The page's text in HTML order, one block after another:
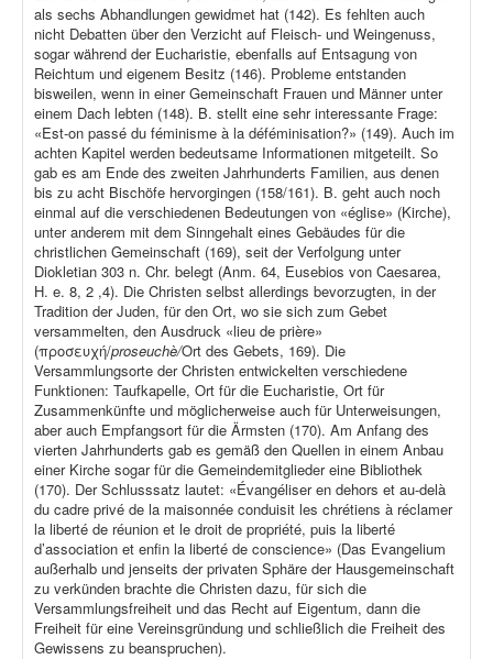
als sechs Abhandlungen gewidmet hat (142). Es fehlten auch
nicht Debatten über den Verzicht auf Fleisch- und Weingenuss,
sogar während der Eucharistie, ebenfalls auf Entsagung von
Reichtum und eigenem Besitz (146). Probleme entstanden
bisweilen, wenn in einer Gemeinschaft Frauen und Männer unter
einem Dach lebten (148). B. stellt eine sehr interessante Frage:
«Est-on passé du féminisme à la déféminisation?» (149). Auch im
achten Kapitel werden bedeutsame Informationen mitgeteilt. So
gab es am Ende des zweiten Jahrhunderts Familien, aus denen
bis zu acht Bischöfe hervorgingen (158/161). B. geht auch noch
einmal auf die verschiedenen Bedeutungen von «église» (Kirche),
unter anderem mit dem Sinngehalt eines Gebäudes für die
christlichen Gemeinschaft (169), seit der Verfolgung unter
Diokletian 303 n. Chr. belegt (Anm. 64, Eusebios von Caesarea,
H. e. 8, 2 ,4). Die Christen selbst allerdings bevorzugten, in der
Tradition der Juden, für den Ort, wo sie sich zum Gebet
versammelten, den Ausdruck «lieu de prière»
(προσευχή/proseuchè/Ort des Gebets, 169). Die
Versammlungsorte der Christen entwickelten verschiedene
Funktionen: Taufkapelle, Ort für die Eucharistie, Ort für
Zusammenkünfte und möglicherweise auch für Unterweisungen,
aber auch Empfangsort für die Ärmsten (170). Am Anfang des
vierten Jahrhunderts gab es gemäß den Quellen in einem Anbau
einer Kirche sogar für die Gemeindemitglieder eine Bibliothek
(170). Der Schlusssatz lautet: «Évangéliser en dehors et au-delà
du cadre privé de la maisonnée conduisit les chrétiens à réclamer
la liberté de réunion et le droit de propriété, puis la liberté
d’association et enfin la liberté de conscience» (Das Evangelium
außerhalb und jenseits der privaten Sphäre der Hausgemeinschaft
zu verkünden brachte die Christen dazu, für sich die
Versammlungsfreiheit und das Recht auf Eigentum, dann die
Freiheit für eine Vereinsgründung und schließlich die Freiheit des
Gewissens zu beanspruchen).